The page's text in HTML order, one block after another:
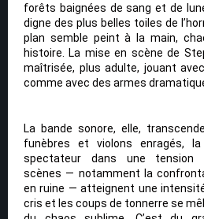
forêts baignées de sang et de
digne des plus belles toiles de
plan semble peint à la main,
histoire. La mise en scène de
maîtrisée, plus adulte, jouant
comme avec des armes
La bande sonore, elle,
funèbres et violons enragés,
spectateur dans une tension
scènes — notamment la
en ruine — atteignent une
cris et les coups de tonnerre se